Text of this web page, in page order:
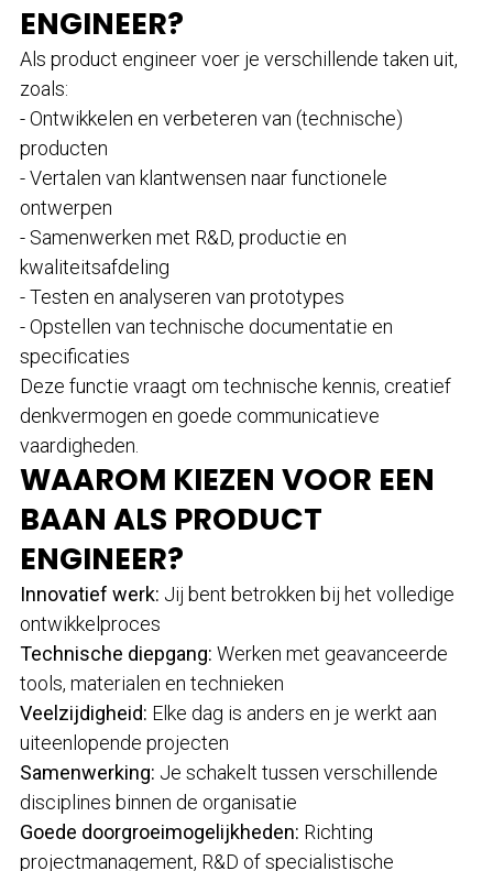
ENGINEER?
Als product engineer voer je verschillende taken uit,
zoals:
- Ontwikkelen en verbeteren van (technische)
producten
- Vertalen van klantwensen naar functionele
ontwerpen
- Samenwerken met R&D, productie en
kwaliteitsafdeling
- Testen en analyseren van prototypes
- Opstellen van technische documentatie en
specificaties
Deze functie vraagt om technische kennis, creatief
denkvermogen en goede communicatieve
vaardigheden.
WAAROM KIEZEN VOOR EEN
BAAN ALS PRODUCT
ENGINEER?
Innovatief werk: Jij bent betrokken bij het volledige
ontwikkelproces
Technische diepgang: Werken met geavanceerde
tools, materialen en technieken
Veelzijdigheid: Elke dag is anders en je werkt aan
uiteenlopende projecten
Samenwerking: Je schakelt tussen verschillende
disciplines binnen de organisatie
Goede doorgroeimogelijkheden: Richting
projectmanagement, R&D of specialistische